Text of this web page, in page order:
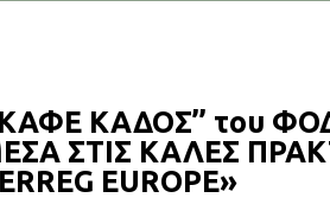
ΚΑΔΟΣ’’ του
ΣΤΙΣ ΚΑΛΕΣ
EUROPE»